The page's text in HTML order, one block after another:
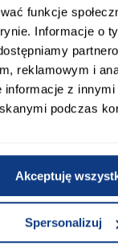
funkcje
Informacje o
reklamowym i
informacje z
podczas
Akceptuję
Spersonalizuj
START sprawiają,
w dużych, jak i
osób, które
wody,
zużycia